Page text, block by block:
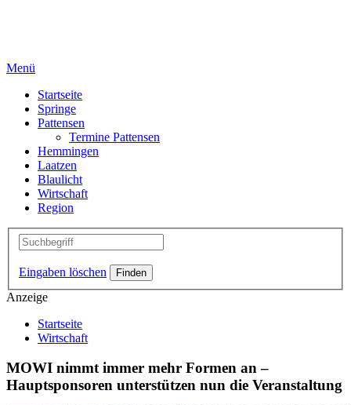
Menü
Startseite
Springe
Pattensen
Termine Pattensen
Hemmingen
Laatzen
Blaulicht
Wirtschaft
Region
Eingaben löschen
Anzeige
Startseite
Wirtschaft
MOWI nimmt immer mehr Formen an –
Hauptsponsoren unterstützen nun die Veranstaltung